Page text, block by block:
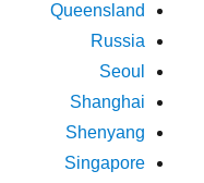
Queensland
Russia
Seoul
Shanghai
Shenyang
Singapore